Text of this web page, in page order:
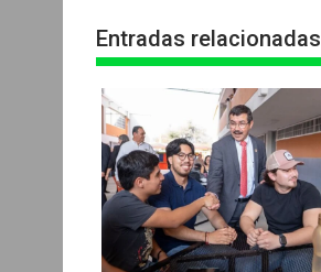
p
k
e
r
Entradas relacionadas